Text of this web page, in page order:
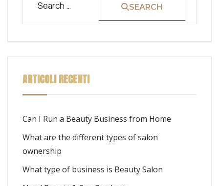
SEARCH
ARTICOLI RECENTI
Can I Run a Beauty Business from Home
What are the different types of salon
ownership
What type of business is Beauty Salon